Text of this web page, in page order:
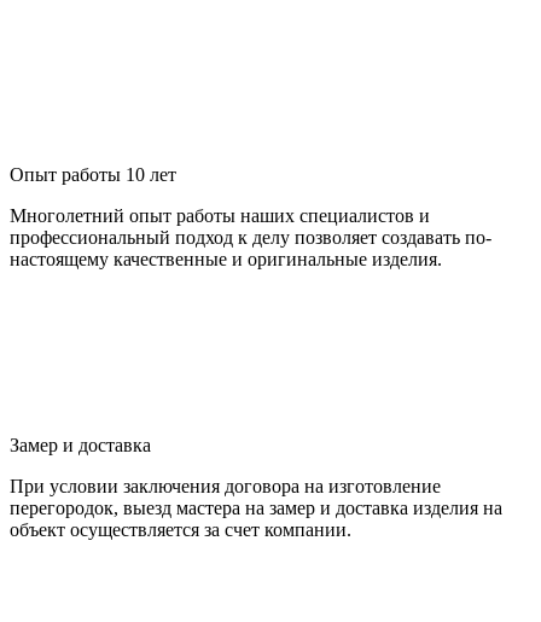
Опыт работы 10 лет
Многолетний опыт работы наших специалистов и
профессиональный подход к делу позволяет создавать по-
настоящему качественные и оригинальные изделия.
Замер и доставка
При условии заключения договора на изготовление
перегородок, выезд мастера на замер и доставка изделия на
объект осуществляется за счет компании.